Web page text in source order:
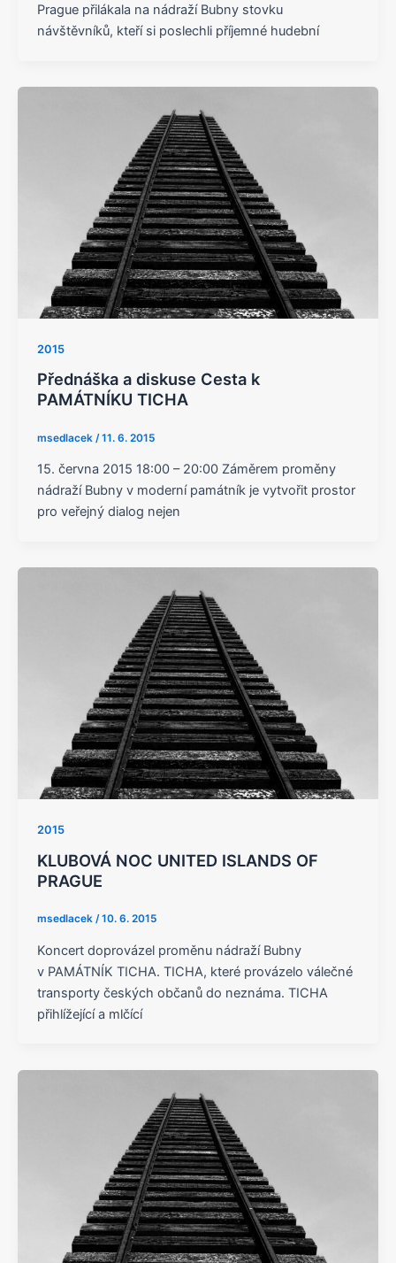
Prague přilákala na nádraží Bubny stovku
návštěvníků, kteří si poslechli příjemné hudební
2015
Přednáška a diskuse Cesta k
PAMÁTNÍKU TICHA
msedlacek /11. 6. 2015
15. června 2015 18:00 – 20:00 Záměrem proměny
nádraží Bubny v moderní památník je vytvořit prostor
pro veřejný dialog nejen
2015
KLUBOVÁ NOC UNITED ISLANDS OF
PRAGUE
msedlacek /10. 6. 2015
Koncert doprovázel proměnu nádraží Bubny
v PAMÁTNÍK TICHA. TICHA, které provázelo válečné
transporty českých občanů do neznáma. TICHA
přihlížející a mlčící